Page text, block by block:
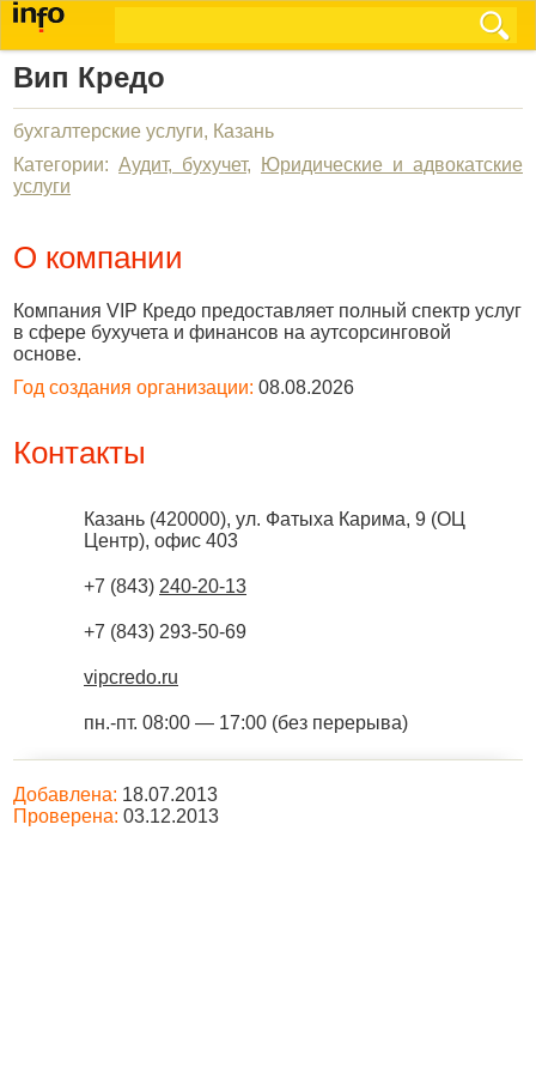
Вип Кредо
бухгалтерские услуги, Казань
Категории: Аудит, бухучет,
Юридические и адвокатские
услуги
О компании
Компания VIP Кредо предоставляет полный спектр услуг
в сфере бухучета и финансов на аутсорсинговой
основе.
Год создания организации: 08.08.2026
Контакты
Казань (420000), ул. Фатыха Карима, 9 (ОЦ
Центр), офис 403
+7 (843) 240-20-13
+7 (843) 293-50-69
vipcredo.ru
пн.-пт. 08:00 — 17:00 (без перерыва)
Добавлена: 18.07.2013
Проверена: 03.12.2013